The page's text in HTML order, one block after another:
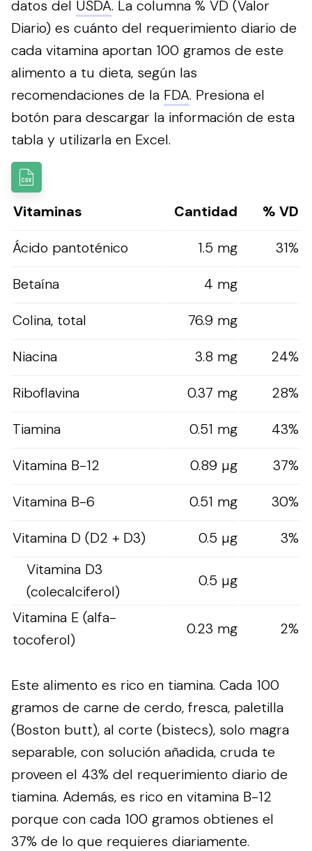
datos del USDA. La columna % VD (Valor
Diario) es cuánto del requerimiento diario de
cada vitamina aportan 100 gramos de este
alimento a tu dieta, según las
recomendaciones de la FDA. Presiona el
botón para descargar la información de esta
tabla y utilizarla en Excel.
Vitaminas Cantidad
% VD
Ácido pantoténico
1.5 mg
31%
Betaína
4 mg
Colina, total
76.9 mg
Niacina
3.8 mg
24%
Riboflavina
0.37 mg
28%
Tiamina
0.51 mg
43%
Vitamina B-12
0.89 µg
37%
Vitamina B-6
0.51 mg
30%
Vitamina D (D2 + D3)
0.5 µg
3%
Vitamina D3
(colecalciferol)
0.5 µg
Vitamina E (alfa-
tocoferol)
0.23 mg 2%
Este alimento es rico en tiamina. Cada 100
gramos de carne de cerdo, fresca, paletilla
(Boston butt), al corte (bistecs), solo magra
separable, con solución añadida, cruda te
proveen el 43% del requerimiento diario de
tiamina. Además, es rico en vitamina B-12
porque con cada 100 gramos obtienes el
37% de lo que requieres diariamente.